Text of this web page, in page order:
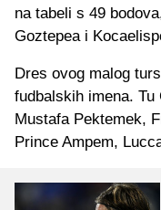
na tabeli s 49
Goztepea i
Dres ovog malog
fudbalskih imena.
Mustafa Pektemek,
Prince Ampem,